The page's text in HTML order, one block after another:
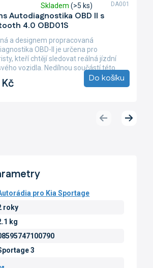
Autodiagnostika OBD II s
4.0 OBD01S
Skladem (>5 ks)
Do košíku
a designem propracovaná
OBD-II je určena pro
kteří chtějí sledovat reálná jízdní
vozidla. Nedílnou součástí této
DA001
PředchozíDalší
pro Kia Sportage
roky
kg
3